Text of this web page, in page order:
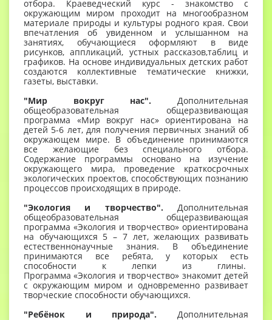
отбора. Краеведческий курс - знакомство с
окружающим миром проходит на многообразном
материале природы и культуры родного края. Свои
впечатления об увиденном и услышанном на
занятиях, обучающиеся оформляют в виде
рисунков, аппликаций, устных рассказов,таблиц и
графиков. На основе индивидуальных детских работ
создаются коллективные тематические книжки,
газеты, выставки.
"Мир вокруг нас". Дополнительная
общеобразовательная общеразвивающая
программа «Мир вокруг нас» ориентирована на
детей 5-6 лет, для получения первичных знаний об
окружающем мире. В объединение принимаются
все желающие без специального отбора.
Содержание программы основано на изучение
окружающего мира, проведение краткосрочных
экологических проектов, способствующих познанию
процессов происходящих в природе.
"Экология и творчество". Дополнительная
общеобразовательная общеразвивающая
программа «Экология и творчество» ориентирована
на обучающихся 5 – 7 лет, желающих развивать
естественнонаучные знания. В объединение
принимаются все ребята, у которых есть
способности к лепки из глины.
Программа «Экология и творчество» знакомит детей
с окружающим миром и одновременно развивает
творческие способности обучающихся.
"Ребёнок и природа". Дополнительная